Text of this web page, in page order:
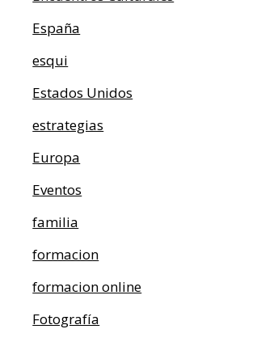
España
esqui
Estados Unidos
estrategias
Europa
Eventos
familia
formacion
formacion online
Fotografía